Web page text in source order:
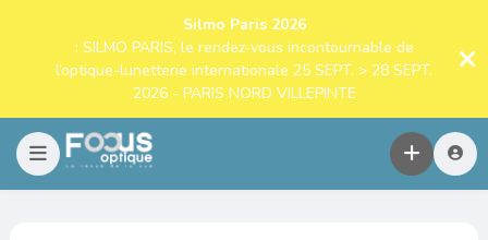
Silmo Paris 2026
: SILMO PARIS, le rendez-vous incontournable de
l’optique-lunetterie internationale 25 SEPT. > 28 SEPT.
2026 - PARIS NORD VILLEPINTE